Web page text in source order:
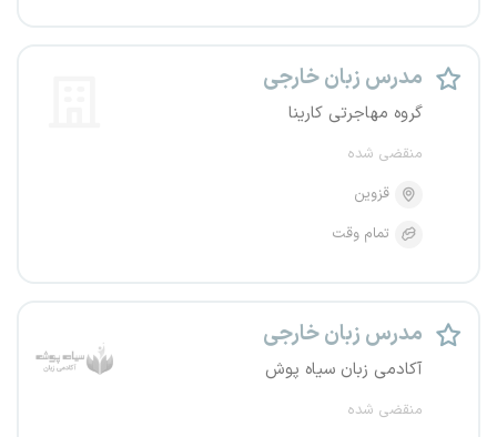
مدرس زبان خارجی
گروه مهاجرتی کارینا
منقضی شده
قزوین
تمام وقت
مدرس زبان خارجی
آکادمی زبان سیاه پوش
منقضی شده